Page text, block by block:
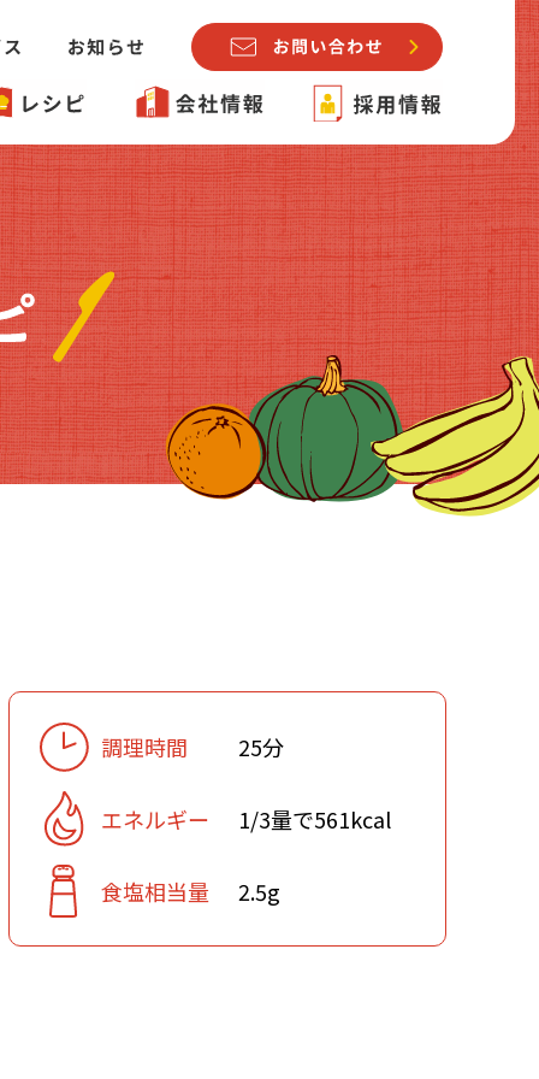
調理時間 25分
エネルギー 1/3量で561kcal
食塩相当量 2.5g